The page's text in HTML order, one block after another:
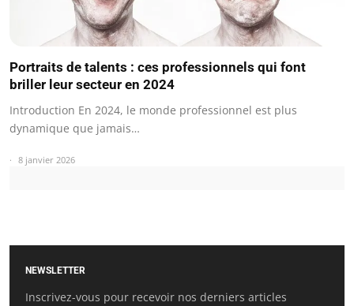
Portraits de talents : ces professionnels qui font
briller leur secteur en 2024
Introduction En 2024, le monde professionnel est plus
dynamique que jamais…
8 janvier 2026
NEWSLETTER
Inscrivez-vous pour recevoir nos derniers articles